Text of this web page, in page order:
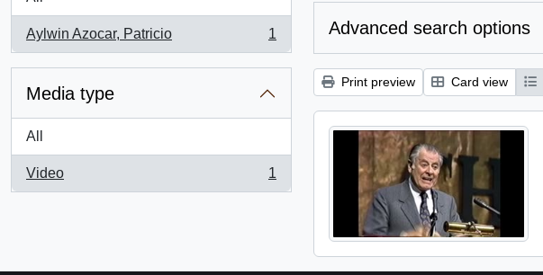
Aylwin Azocar, Patricio
, 1 results
1
Media type
All
Video
, 1 results
1
Advanced search options
Print preview Card view